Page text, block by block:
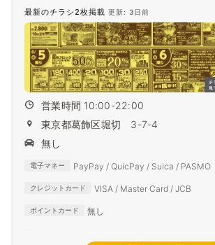
最新のチラシ2枚掲載 更新: 3日前
営業時間 10:00-22:00
東京都葛飾区堀切 3-7-4
無し
電子マネー PayPay / QuicPay / Suica / PASMO
クレジットカード VISA / Master Card / JCB
ポイントカード 無し